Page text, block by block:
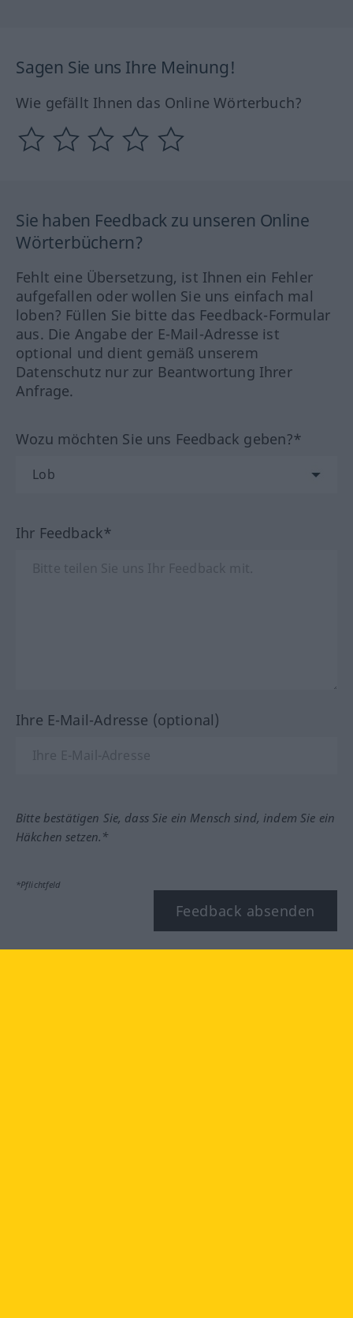
Sagen Sie uns Ihre Meinung!
Wie gefällt Ihnen das Online Wörterbuch?
Sie haben Feedback zu unseren Online
Wörterbüchern?
Fehlt eine Übersetzung, ist Ihnen ein Fehler
aufgefallen oder wollen Sie uns einfach mal
loben? Füllen Sie bitte das Feedback-Formular
aus. Die Angabe der E-Mail-Adresse ist
optional und dient gemäß unserem
Datenschutz nur zur Beantwortung Ihrer
Anfrage.
Wozu möchten Sie uns Feedback geben?*
Ihr Feedback*
Ihre E-Mail-Adresse (optional)
Bitte bestätigen Sie, dass Sie ein Mensch sind, indem Sie ein
Häkchen setzen.*
*Pflichtfeld
Feedback absenden